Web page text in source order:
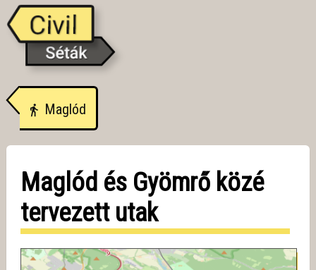
Maglód
Maglód és Gyömrő közé
tervezett utak